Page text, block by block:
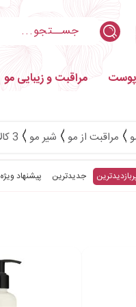
مراقبت و زیبایی مو
مراقبت از مو شیر مو 3 کالا
جدیدترین پیشنهاد ویژه